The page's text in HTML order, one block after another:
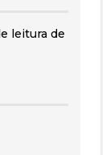
leitura de